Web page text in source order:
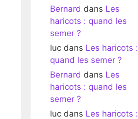
Bernard dans Les
haricots : quand les
semer ?
luc dans Les haricots :
quand les semer ?
Bernard dans Les
haricots : quand les
semer ?
luc dans Les haricots :